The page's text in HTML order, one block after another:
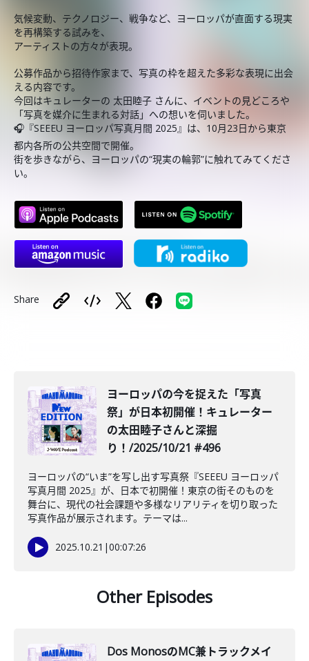
気候変動、テクノロジー、戦争など、ヨーロッパが直面する現実
を再構築する試みを、
アーティストの方々が表現。
公募作品から招待作家まで、写真の枠を超えた多彩な表現に出会
える内容です。
今回はキュレーターの 太田睦子 さんに、イベントの見どころや
「写真を媒介に生まれる対話」への想いを伺いました。
🎧『SEEEU ヨーロッパ写真月間 2025』は、10月23日から東京
都内各所の公共空間で開催。
街を歩きながら、ヨーロッパの“現実の輪郭”に触れてみてくださ
い。
Share
️ヨーロッパの今を捉えた「写真
祭」が日本初開催！キュレーター
の太田睦子さんと深掘
り！/2025/10/21 #496
ヨーロッパの“いま”を写し出す写真祭『SEEEU ヨーロッパ
写真月間 2025』が、日本で初開催！東京の街そのものを
舞台に、現代の社会課題や多様なリアリティを切り取った
写真作品が展示されます。テーマは...
2025.10.21 |00:07:26
Other Episodes
Dos MonosのMC兼トラックメイ